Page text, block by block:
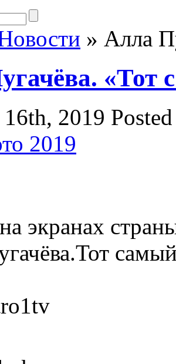
» Алла
«Тот
2019
2019
экранах